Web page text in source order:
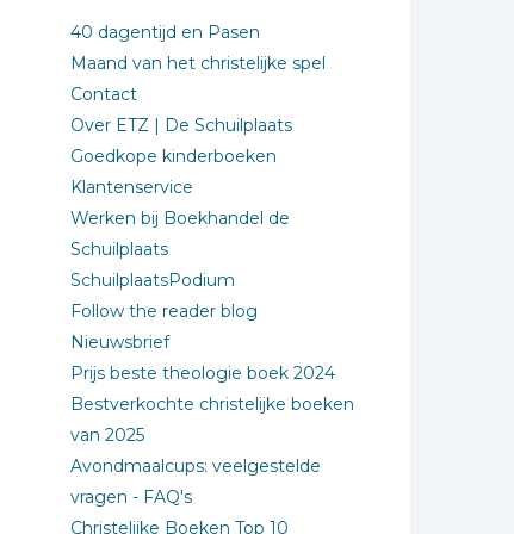
40 dagentijd en Pasen
Maand van het christelijke spel
Contact
Over ETZ | De Schuilplaats
Goedkope kinderboeken
Klantenservice
Werken bij Boekhandel de
Schuilplaats
SchuilplaatsPodium
Follow the reader blog
Nieuwsbrief
Prijs beste theologie boek 2024
Bestverkochte christelijke boeken
van 2025
Avondmaalcups: veelgestelde
vragen - FAQ's
Christelijke Boeken Top 10